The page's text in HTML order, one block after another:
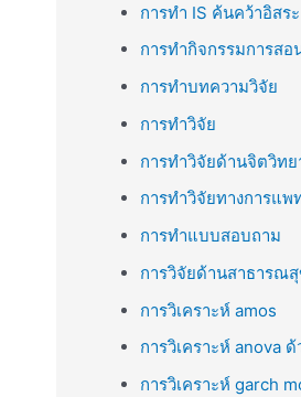
การทำ IS ค้นคว้าอิสระ
การทำกิจกรรมการสอ
การทำบทความวิจัย
การทำวิจัย
การทำวิจัยด้านจิตวิทย
การทำวิจัยทางการแพ
การทำแบบสอบถาม
การวิจัยด้านสาธารณ
การวิเคราะห์ amos
การวิเคราะห์ anova
การวิเคราะห์ garch